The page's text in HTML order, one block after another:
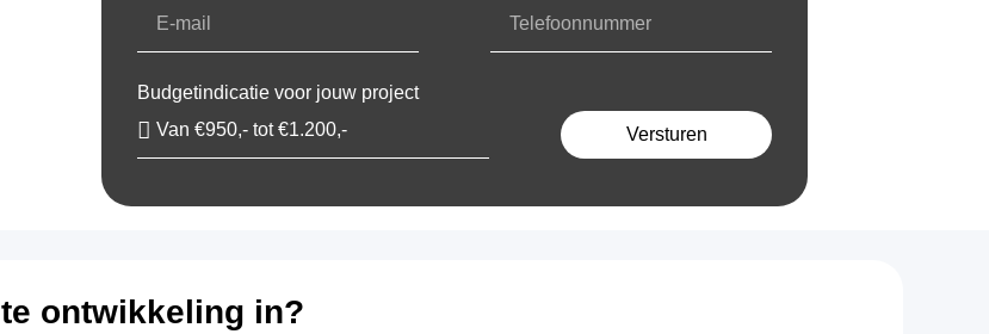
Budgetindicatie voor jouw project
Versturen
ontwikkeling in?